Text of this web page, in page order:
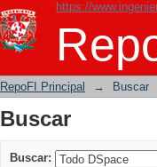
https://
Buscar
RepoFI Principal → Buscar
Buscar
Buscar: